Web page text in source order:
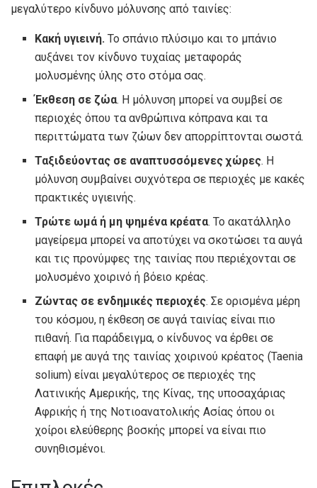
μεγαλύτερο κίνδυνο μόλυνσης από ταινίες:
Κακή υγιεινή. Το σπάνιο πλύσιμο και το μπάνιο
αυξάνει τον κίνδυνο τυχαίας μεταφοράς
μολυσμένης ύλης στο στόμα σας.
Έκθεση σε ζώα. Η μόλυνση μπορεί να συμβεί σε
περιοχές όπου τα ανθρώπινα κόπρανα και τα
περιττώματα των ζώων δεν απορρίπτονται σωστά.
Ταξιδεύοντας σε αναπτυσσόμενες χώρες. Η
μόλυνση συμβαίνει συχνότερα σε περιοχές με κακές
πρακτικές υγιεινής.
Τρώτε ωμά ή μη ψημένα κρέατα. Το ακατάλληλο
μαγείρεμα μπορεί να αποτύχει να σκοτώσει τα αυγά
και τις προνύμφες της ταινίας που περιέχονται σε
μολυσμένο χοιρινό ή βόειο κρέας.
Ζώντας σε ενδημικές περιοχές. Σε ορισμένα μέρη
του κόσμου, η έκθεση σε αυγά ταινίας είναι πιο
πιθανή. Για παράδειγμα, ο κίνδυνος να έρθει σε
επαφή με αυγά της ταινίας χοιρινού κρέατος (Taenia
solium) είναι μεγαλύτερος σε περιοχές της
Λατινικής Αμερικής, της Κίνας, της υποσαχάριας
Αφρικής ή της Νοτιοανατολικής Ασίας όπου οι
χοίροι ελεύθερης βοσκής μπορεί να είναι πιο
συνηθισμένοι.